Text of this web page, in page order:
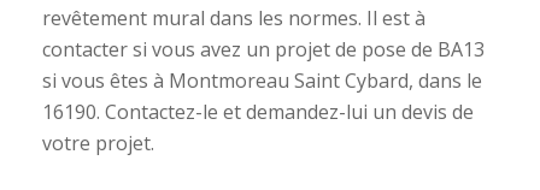
revêtement mural dans les normes. Il est à
contacter si vous avez un projet de pose de BA13
si vous êtes à Montmoreau Saint Cybard, dans le
16190. Contactez-le et demandez-lui un devis de
votre projet.